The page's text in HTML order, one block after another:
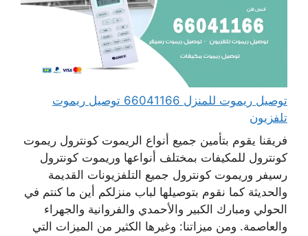
توصيل ريموت للمنزل 66041166 توصيل ريموت
تلفزيون
فريقنا يقوم بتأمين جميع أنواع الريموت كونترول ريموت
كونترول للمكيفات بمختلف أنواعها وريموت كونترول
رسيفر وريموت كونترول جميع التلفزيونات القديمة
والحديثة كما نقوم بتوصيلها لباب منزلكم أين ما كنتم في
الحولي ومبارك الكبير والأحمدي والفروانية والجهراء
والعاصمة. ومن ميزاتنا: وغيرها الكثير من الميزات التي